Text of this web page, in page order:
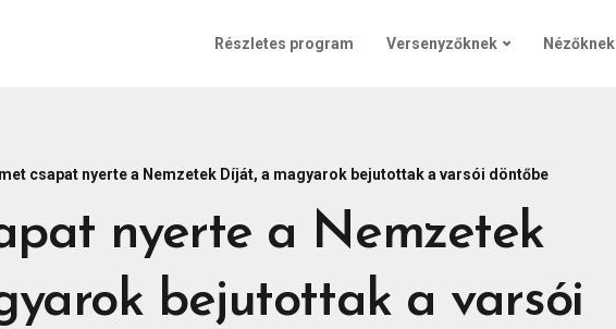
Részletes program Versenyzőknek Nézőknek
csapat nyerte a Nemzetek Díját, a magyarok bejutottak a varsói döntőbe
nyerte a Nemzetek
bejutottak a varsói